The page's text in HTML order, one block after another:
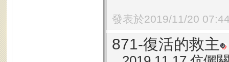
發表於2019/11/20
871-復活的救主